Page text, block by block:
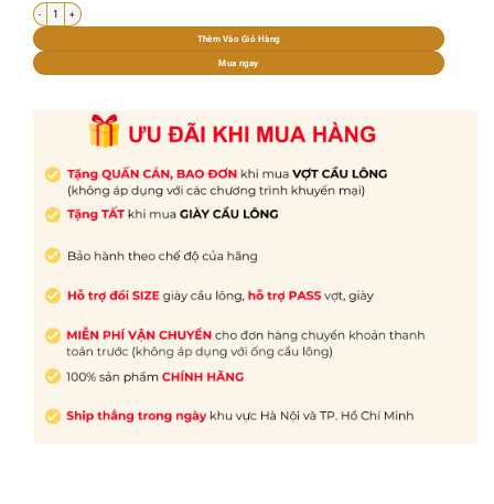
1.750.000 ₫.
Vợt cầu lông Yonex Astrox 99 Play 2025 số lượng
Thêm Vào Giỏ Hàng
Mua ngay